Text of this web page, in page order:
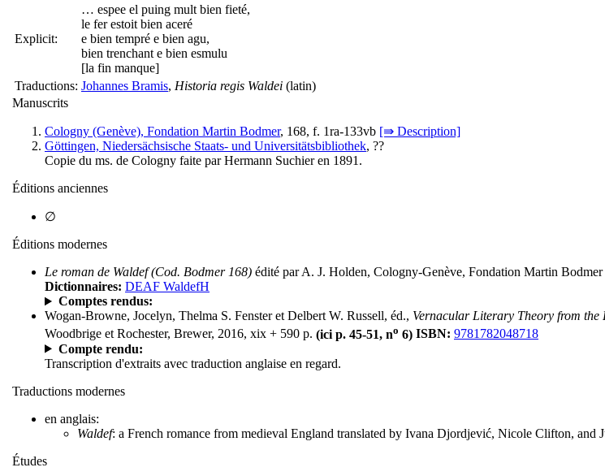
Explicit:
… espee el puing mult bien fieté,
le fer estoit bien aceré
e bien tempré e bien agu,
bien trenchant e bien esmulu
[la fin manque]
Traductions: Johannes Bramis, Historia regis Waldei (latin)
Manuscrits
Cologny (Genève), Fondation Martin Bodmer, 168, f. 1ra-133vb [⇛ Description]
Göttingen, Niedersächsische Staats- und Universitätsbibliothek, ??
Copie du ms. de Cologny faite par Hermann Suchier en 1891.
Éditions anciennes
∅
Éditions modernes
Le roman de Waldef (Cod. Bodmer 168) édité par A. J. Holden, Cologny-Genève, Fondation Martin
Dictionnaires: DEAF WaldefH
Comptes rendus:
Wogan-Browne, Jocelyn, Thelma S. Fenster et Delbert W. Russell, éd., Vernacular Literary Theory from the
Woodbrige et Rochester, Brewer, 2016, xix + 590 p. (ici p. 45-51, no 6) ISBN: 9781782048718
Compte rendu:
Transcription d'extraits avec traduction anglaise en regard.
Traductions modernes
en anglais:
Waldef: a French romance from medieval England translated by Ivana Djordjević, Nicole Clifton, and
Études